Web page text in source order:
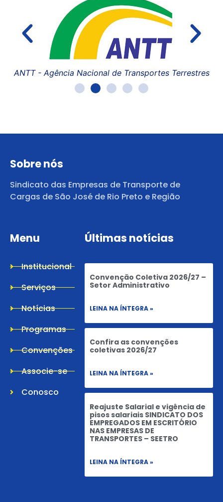
CNT - Confederação Nacional do Transporte
Sobre nós
Sindicato das Empresas de Transporte de
Cargas de São José de Rio Preto e Região
Menu
Institucional
Serviços
Notícias
Programas
Convenções
Associe-se
Conosco
Últimas notícias
Convenção Coletiva 2026/27 –
Setor Administrativo
LEINA NA ÍNTEGRA »
Confira as convenções
coletivas 2026/27
LEINA NA ÍNTEGRA »
Reajuste Salarial e vigência de
pisos salariais SINDICATO DOS
EMPREGADOS EM ESCRITÓRIO
NAS EMPRESAS DE
TRANSPORTES – SEETRO
LEINA NA ÍNTEGRA »